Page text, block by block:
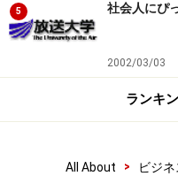
5 社会人にぴ
2002/03/03
ランキ
All About > ビジ